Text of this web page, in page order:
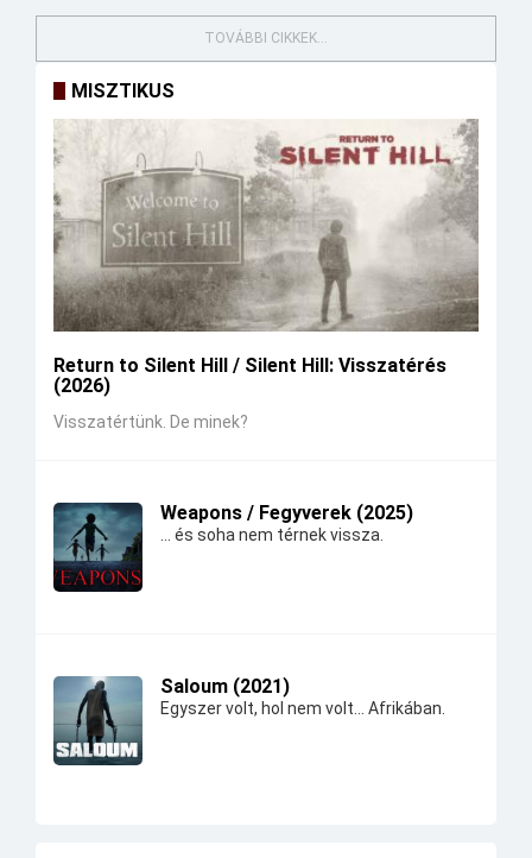
TOVÁBBI CIKKEK...
MISZTIKUS
Return to Silent Hill / Silent Hill: Visszatérés
(2026)
Visszatértünk. De minek?
Weapons / Fegyverek (2025)
... és soha nem térnek vissza.
Saloum (2021)
Egyszer volt, hol nem volt... Afrikában.